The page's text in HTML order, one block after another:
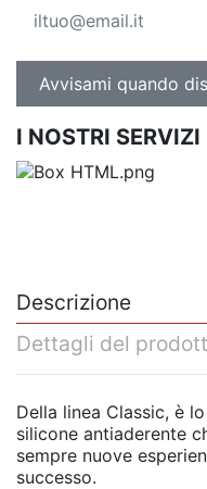
I NOSTRI SERVIZI
Descrizione
Dettagli del
Della linea Classic, è
silicone antiaderente
sempre nuove
successo.